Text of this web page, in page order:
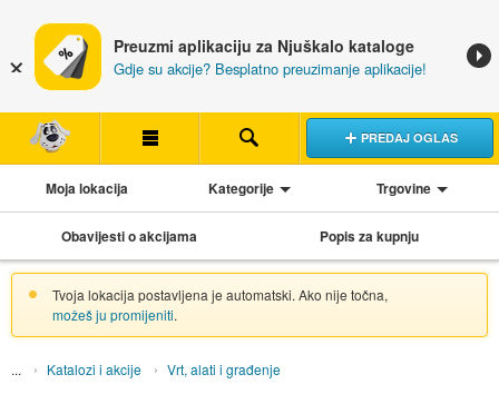
Preuzmi aplikaciju za Njuškalo kataloge
Gdje su akcije? Besplatno preuzimanje aplikacije!
PREDAJ OGLAS
Moja lokacija Kategorije Trgovine
Obavijesti o akcijama Popis za kupnju
Tvoja lokacija postavljena je automatski. Ako nije točna,
možeš ju promijeniti.
Katalozi i akcije Vrt, alati i građenje